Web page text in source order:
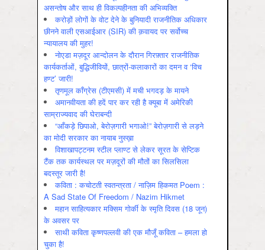
असन्‍तोष और साथ ही विकल्‍पहीनता की अभिव्‍यक्ति
करोड़ों लोगों के वोट देने के बुनियादी राजनीतिक अधिकार
छीनने वाली एसआईआर (SIR) की क़वायद पर सर्वोच्च
न्यायालय की मुहर!
नोएडा मज़दूर आन्दोलन के दौरान गिरफ़्तार राजनीतिक
कार्यकर्ताओं, बुद्धिजीवियों, छात्रों-कलाकारों का दमन व ‘विच
हण्ट’ जारी!
तृणमूल काँग्रेस (टीएमसी) में मची भगदड़ के मायने
अमानवीयता की हदें पार कर रही है क्यूबा में अमेरिकी
साम्राज्यवाद की घेराबन्दी
“आँकड़े छिपाओ, बेरोज़गारी भगाओ!” बेरोज़गारी से लड़ने
का मोदी सरकार का नायाब नुस्ख़ा
विशाखापट्टनम स्टील प्लाण्ट से लेकर सूरत के सेप्टिक
टैंक तक कार्यस्थल पर मज़दूरों की मौतों का सिलसिला
बदस्तूर जारी है!
कविता : कचोटती स्वतन्त्रता / नाज़िम हिकमत Poem :
A Sad State Of Freedom / Nazim Hikmet
महान साहित्यकार मक्सिम गोर्की के स्मृति दिवस (18 जून)
के अवसर पर
साथी कविता कृष्णपल्लवी की एक मौजूँ कविता – हमला हो
चुका है!